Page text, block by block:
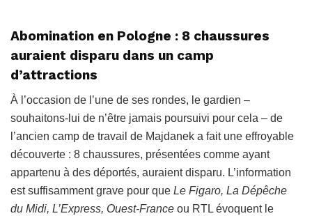
Abomination en Pologne : 8 chaussures
auraient disparu dans un camp
d’attractions
À l’occasion de l’une de ses rondes, le gardien –
souhaitons-lui de n’être jamais poursuivi pour cela – de
l’ancien camp de travail de Majdanek a fait une effroyable
découverte : 8 chaussures, présentées comme ayant
appartenu à des déportés, auraient disparu. L’information
est suffisamment grave pour que Le Figaro, La Dépêche
du Midi, L’Express, Ouest-France ou RTL évoquent le